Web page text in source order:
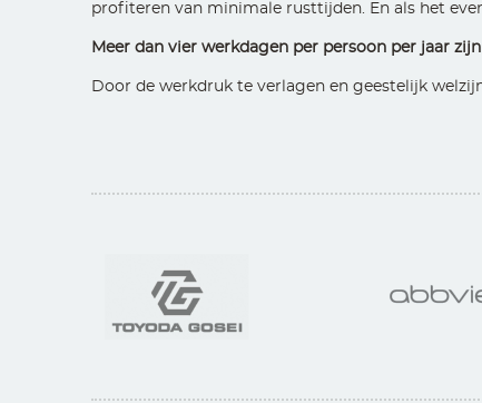
profiteren van minimale rusttijden. En als het
Meer dan vier werkdagen per persoon per jaar
Door de werkdruk te verlagen en geestelijk